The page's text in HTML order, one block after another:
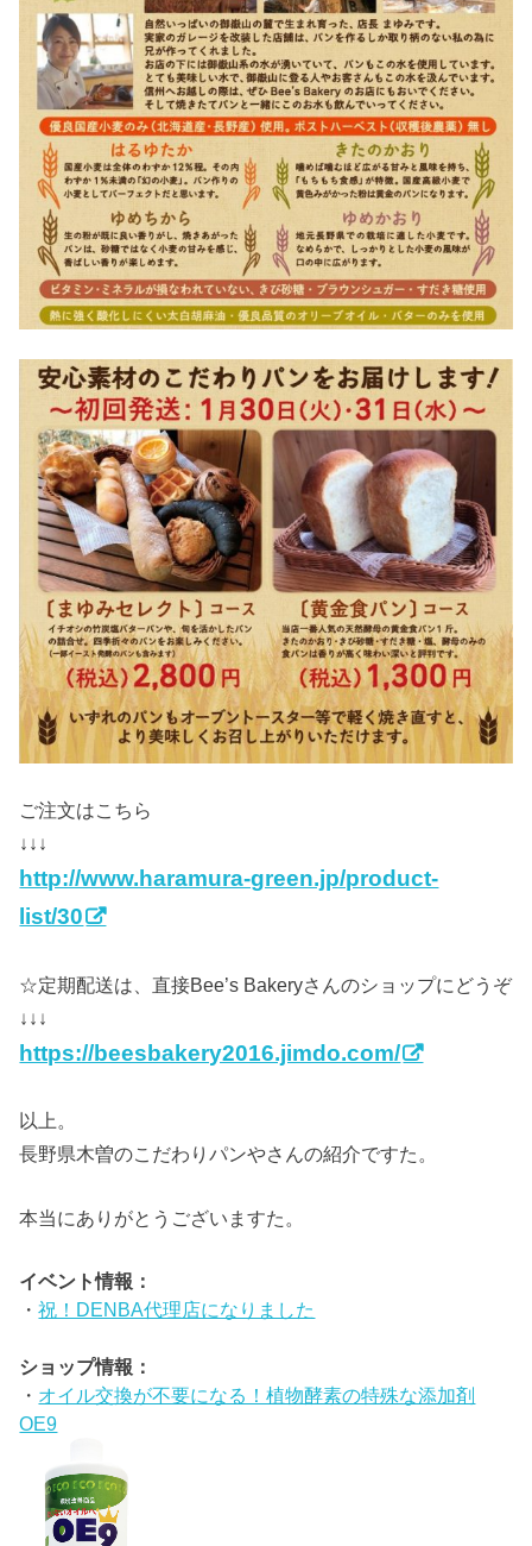
ご注文はこちら
↓↓↓
http://www.haramura-green.jp/product-
list/30
☆定期配送は、直接Bee’s Bakeryさんのショップにどうぞ
↓↓↓
https://beesbakery2016.jimdo.com/
以上。
長野県木曽のこだわりパンやさんの紹介ですた。
本当にありがとうございますた。
イベント情報：
・祝！DENBA代理店になりました
ショップ情報：
・ オイル交換が不要になる！植物酵素の特殊な添加剤
OE9